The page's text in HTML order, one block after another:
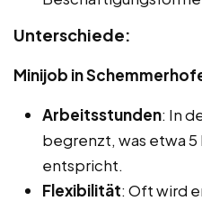
Unterschiede:
Minijob in
Arbeitsstunden: In
begrenzt, was etwa
entspricht.
Flexibilität: Oft wird